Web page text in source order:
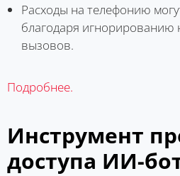
Расходы на телефонию
благодаря игнорированию
вызовов.
Подробнее.
Инструмент
доступа ИИ-